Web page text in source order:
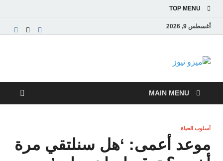
TOP MENU
أغسطس 9, 2026
ميزو نيوز
والاقتصادية
MAIN MENU
أسلوب الحياة
موعد أعمى: ‘هل سنلتقي مرة